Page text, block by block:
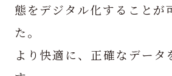
態をデジタル化することが
た。
より快適に、正確なデータ